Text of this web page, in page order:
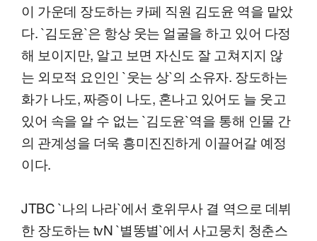
이 가운데 장도하는 카페 직원 김도윤 역을 맡았
다. `김도윤`은 항상 웃는 얼굴을 하고 있어 다정
해 보이지만, 알고 보면 자신도 잘 고쳐지지 않
는 외모적 요인인 `웃는 상`의 소유자. 장도하는
화가 나도, 짜증이 나도, 혼나고 있어도 늘 웃고
있어 속을 알 수 없는 `김도윤`역을 통해 인물 간
의 관계성을 더욱 흥미진진하게 이끌어갈 예정
이다.
JTBC `나의 나라`에서 호위무사 결 역으로 데뷔
한 장도하는 tvN `별똥별`에서 사고뭉치 청춘스